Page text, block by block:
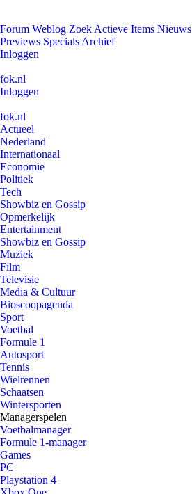
Forum Weblog Zoek Actieve Items Nieuws
Previews Specials Archief
Inloggen
fok.nl
Inloggen
fok.nl
Actueel
Nederland
Internationaal
Economie
Politiek
Tech
Showbiz en Gossip
Opmerkelijk
Entertainment
Showbiz en Gossip
Muziek
Film
Televisie
Media & Cultuur
Bioscoopagenda
Sport
Voetbal
Formule 1
Autosport
Tennis
Wielrennen
Schaatsen
Wintersporten
Managerspelen
Voetbalmanager
Formule 1-manager
Games
PC
Playstation 4